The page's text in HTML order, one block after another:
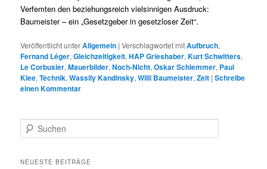
Verfemten den beziehungsreich vielsinnigen Ausdruck:
Baumeister – ein „Gesetzgeber in gesetzloser Zeit“.
Veröffentlicht unterAllgemein |Verschlagwortet mitAufbruch,
Fernand Léger,Gleichzeitigkeit,HAP Grieshaber,Kurt Schwitters,
Le Corbusier,Mauerbilder,Noch-Nicht,Oskar Schlemmer, Paul
Klee,Technik,Wassily Kandinsky,Willi Baumeister,Zeit |Schreibe
einen Kommentar
u
h
NEUESTE BEITRÄGE